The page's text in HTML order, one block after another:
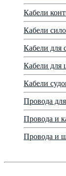
Кабели
Кабели
Кабели для
Кабели для
Кабели
Провода
Провода и
Провода и